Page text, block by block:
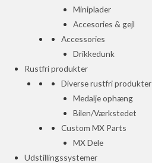
Miniplader
Accesories & gejl
Accessories
Drikkedunk
Rustfri produkter
Diverse rustfri produkter
Medalje ophæng
Bilen/Værkstedet
Custom MX Parts
MX Dele
Udstillingssystemer